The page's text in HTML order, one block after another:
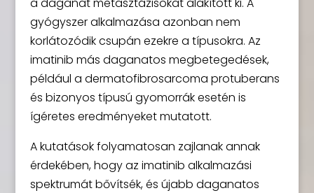
gyógyszer alkalmazása azonban nem
korlátozódik csupán ezekre a típusokra. Az
imatinib más daganatos megbetegedések,
például a dermatofibrosarcoma protuberans
és bizonyos típusú gyomorrák esetén is
ígéretes eredményeket mutatott.
A kutatások folyamatosan zajlanak annak
érdekében, hogy az imatinib alkalmazási
spektrumát bővítsék, és újabb daganatos